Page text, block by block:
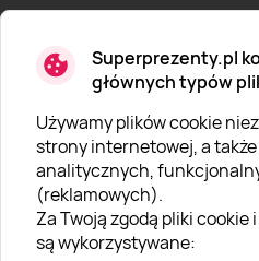
Superprezenty.pl
głównych typów
Używamy plików cookie
strony internetowej, a
analitycznych,
(reklamowych).
Za Twoją zgodą pliki
są wykorzystywane:
O SUPERPREZENTY
O nas
Aktualności
Kariera w Super Prezentach